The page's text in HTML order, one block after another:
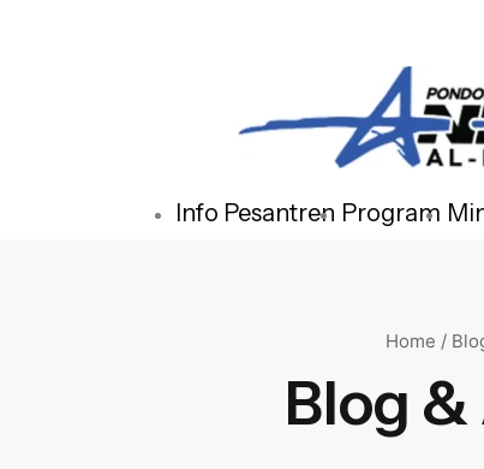
Info Pesantren Program
Home /
Blog